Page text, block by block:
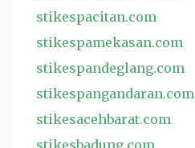
stikespacitan.com
stikespamekasan.com
stikespandeglang.com
stikespangandaran.com
stikesacehbarat.com
stikesbadung.com